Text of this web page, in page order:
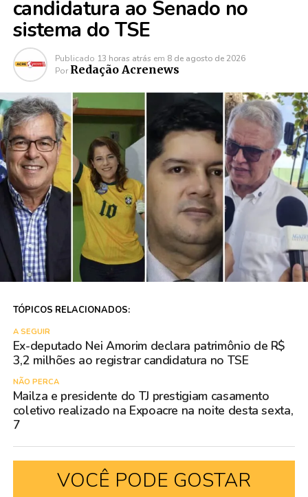
candidatura ao Senado no
sistema do TSE
Publicado 13 horas atrás em 8 de agosto de 2026
Por Redação Acrenews
TÓPICOS RELACIONADOS:
A SEGUIR
Ex-deputado Nei Amorim declara patrimônio de R$
3,2 milhões ao registrar candidatura no TSE
NÃO PERCA
Mailza e presidente do TJ prestigiam casamento
coletivo realizado na Expoacre na noite desta sexta,
7
VOCÊ PODE GOSTAR